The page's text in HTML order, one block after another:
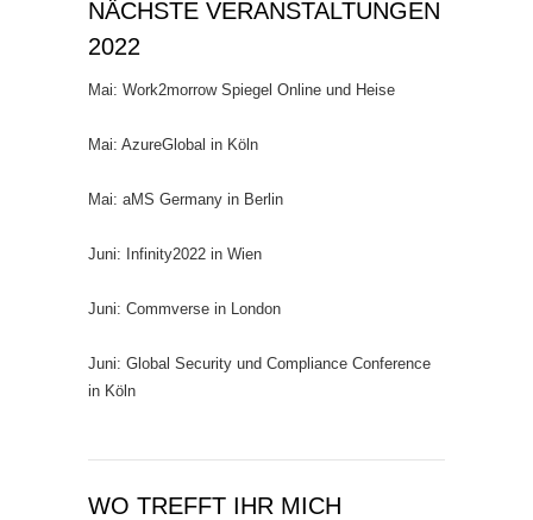
NÄCHSTE VERANSTALTUNGEN
2022
Mai: Work2morrow Spiegel Online und Heise
Mai: AzureGlobal in Köln
Mai: aMS Germany in Berlin
Juni: Infinity2022 in Wien
Juni: Commverse in London
Juni: Global Security und Compliance Conference
in Köln
WO TREFFT IHR MICH